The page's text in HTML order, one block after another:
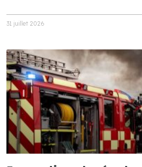
31 juillet 2026